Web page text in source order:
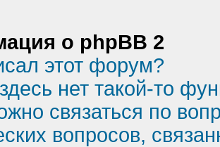
о phpBB 2
этот форум?
нет такой-то
связаться по
вопросов,